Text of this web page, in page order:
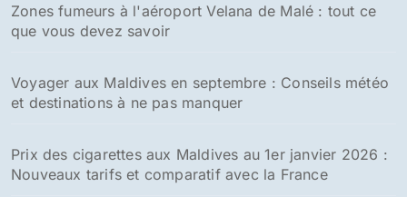
Zones fumeurs à l'aéroport Velana de Malé : tout ce
que vous devez savoir
Voyager aux Maldives en septembre : Conseils météo
et destinations à ne pas manquer
Prix des cigarettes aux Maldives au 1er janvier 2026 :
Nouveaux tarifs et comparatif avec la France